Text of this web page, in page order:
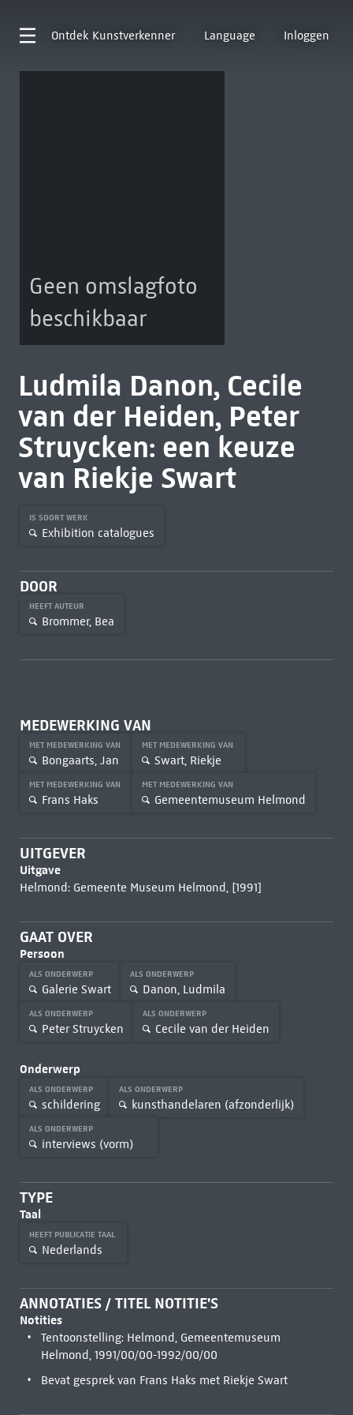
Ontdek Kunstverkenner Language Inloggen
Geen omslagfoto
beschikbaar
Ludmila Danon, Cecile
van der Heiden, Peter
Struycken: een keuze
van Riekje Swart
IS SOORT WERK
Exhibition catalogues
DOOR
HEEFT AUTEUR
Brommer, Bea
MEDEWERKING VAN
MET MEDEWERKING VAN
Bongaarts, Jan
MET MEDEWERKING VAN
Swart, Riekje
MET MEDEWERKING VAN
Frans Haks
MET MEDEWERKING VAN
Gemeentemuseum Helmond
UITGEVER
Uitgave
Helmond: Gemeente Museum Helmond, [1991]
GAAT OVER
Persoon
ALS ONDERWERP
Galerie Swart
ALS ONDERWERP
Danon, Ludmila
ALS ONDERWERP
Peter Struycken
ALS ONDERWERP
Cecile van der Heiden
Onderwerp
ALS ONDERWERP
schildering
ALS ONDERWERP
kunsthandelaren (afzonderlijk)
ALS ONDERWERP
interviews (vorm)
TYPE
Taal
HEEFT PUBLICATIE TAAL
Nederlands
ANNOTATIES / TITEL NOTITIE'S
Notities
Tentoonstelling: Helmond, Gemeentemuseum
Helmond, 1991/00/00-1992/00/00
Bevat gesprek van Frans Haks met Riekje Swart